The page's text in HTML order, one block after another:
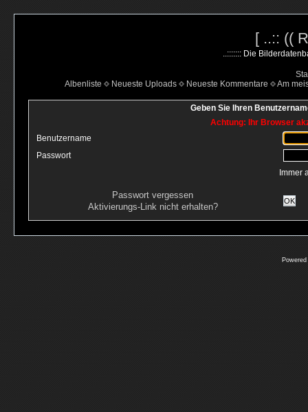
[ ..:: ((
..::::::: Die
Albenliste
Neueste Uploads Neueste Kommentare Am
Geben Sie Ihren
Achtung: Ihr Browser
Benutzername
Passwort
Immer
Passwort vergessen
Aktivierungs-Link nicht erhalten?
OK